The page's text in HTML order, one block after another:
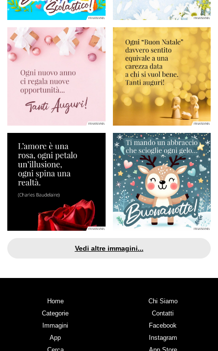
Vedi altre immagini...
Home
Categorie
Immagini
App
Chi Siamo
Contatti
Facebook
Instagram